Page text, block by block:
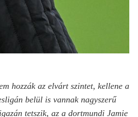
hozzák az elvárt szintet, kellene a
belül is vannak nagyszerű
tetszik, az a dortmundi Jamie